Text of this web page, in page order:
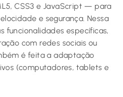
CSS3 e JavaScript — para
e segurança. Nessa
funcionalidades específicas,
com redes sociais ou
é feita a adaptação
(computadores, tablets e